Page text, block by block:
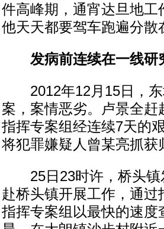
件高峰期，通宵达旦地
他天天都要驾车跑遍分
发病前连续在一线研
2012年12月15日，东
案，案情恶劣。卢景全
指挥专案组经连续7天的
将犯罪嫌疑人曾某亮抓获
25日23时许，桥头镇
赴桥头镇开展工作，通
指挥专案组以最快的速